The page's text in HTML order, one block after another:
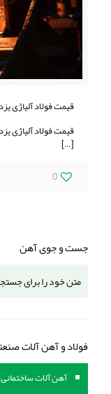
قیمت فولاد آلیاژی یزد
قیمت فولاد آلیاژی
[…]
0
جست و جوی آهن
فولاد و آهن آلات
آهن آلات ساختمانی